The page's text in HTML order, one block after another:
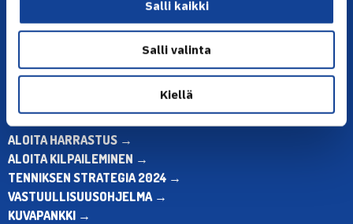
Salli kaikki
Salli valinta
Kiellä
Toimiston puhelinajat:
Muina aikoina olkaa yhteydessä
sähköpostitse: toimisto@tennis.fi
KAIKKI YHTEYSTIEDOT →
ALOITA HARRASTUS →
ALOITA KILPAILEMINEN →
TENNIKSEN STRATEGIA 2024 →
VASTUULLISUUSOHJELMA →
KUVAPANKKI →